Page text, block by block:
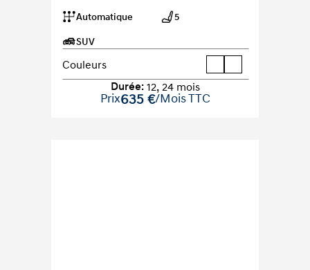
Automatique 5
SUV
Couleurs
Durée: 12, 24 mois
Prix635 €/Mois TTC